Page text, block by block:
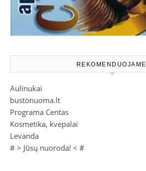
REKOMENDUOJAME
Aulinukai
bustonuoma.lt
Programa Centas
Kosmetika, kvepalai
Levanda
# > Jūsų nuoroda! < #